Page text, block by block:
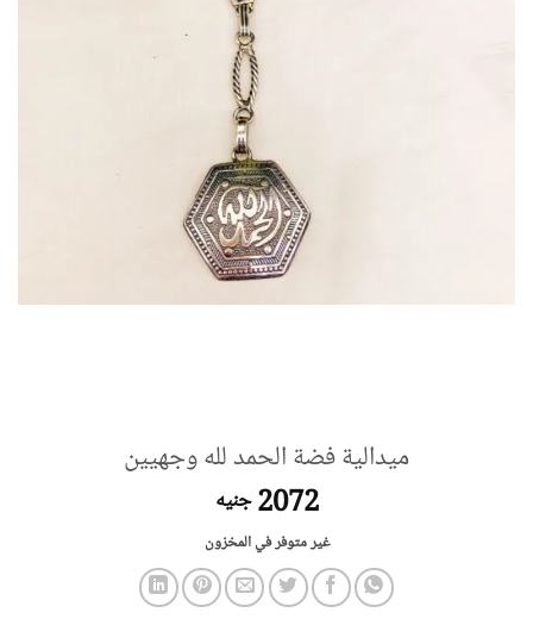
ميدالية فضة الحمد لله وجهيين
2072 جنيه
غير متوفر في المخزون